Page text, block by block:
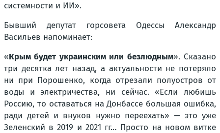
системности и ИИ».
Бывший депутат горсовета Одессы Александр
Васильев напоминает:
«Крым будет украинским или безлюдным». Сказано
три десятка лет назад, а актуальности не потеряло
ни при Порошенко, когда отрезали полуостров от
воды и электричества, ни сейчас. «Если любишь
Россию, то оставаться на Донбассе большая ошибка,
ради детей и внуков нужно переехать» — это уже
Зеленский в 2019 и 2021 гг… Просто на новом витке